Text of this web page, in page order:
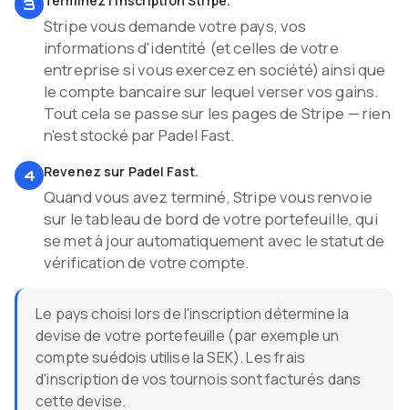
3
Stripe vous demande votre pays, vos
informations d'identité (et celles de votre
entreprise si vous exercez en société) ainsi que
le compte bancaire sur lequel verser vos gains.
Tout cela se passe sur les pages de Stripe — rien
n'est stocké par Padel Fast.
4 Revenez sur Padel Fast.
Quand vous avez terminé, Stripe vous renvoie
sur le tableau de bord de votre portefeuille, qui
se met à jour automatiquement avec le statut de
vérification de votre compte.
Le pays choisi lors de l'inscription détermine la
devise de votre portefeuille (par exemple un
compte suédois utilise la SEK). Les frais
d'inscription de vos tournois sont facturés dans
cette devise.